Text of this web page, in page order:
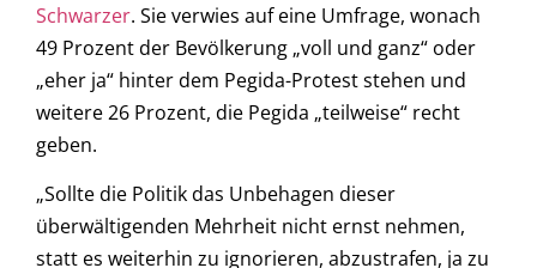
Schwarzer. Sie verwies auf eine Umfrage, wonach
49 Prozent der Bevölkerung „voll und ganz“ oder
„eher ja“ hinter dem Pegida-Protest stehen und
weitere 26 Prozent, die Pegida „teilweise“ recht
geben.
„Sollte die Politik das Unbehagen dieser
überwältigenden Mehrheit nicht ernst nehmen,
statt es weiterhin zu ignorieren, abzustrafen, ja zu